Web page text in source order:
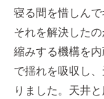
寝る間を惜しんで
それを解決した
縮みする機構を
で揺れを吸収し
りました。天井